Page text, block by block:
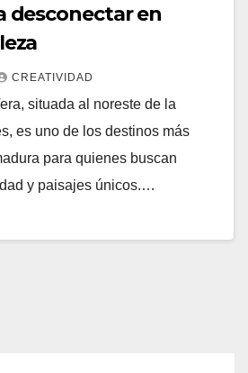
desconectar en
CREATIVIDAD
situada al noreste de la
es uno de los destinos más
para quienes buscan
y paisajes únicos.…